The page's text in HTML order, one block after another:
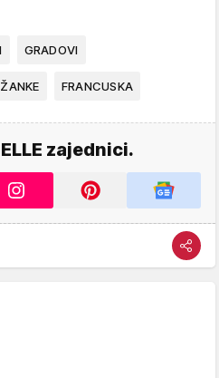
GRADOVI
FRANCUSKA
zajednici.